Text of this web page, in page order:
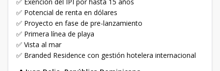
✅ Potencial de renta en dólares
✅ Proyecto en fase de pre-lanzamiento
✅ Primera línea de playa
✅ Vista al mar
✅ Branded Residence con gestión hotelera internacional